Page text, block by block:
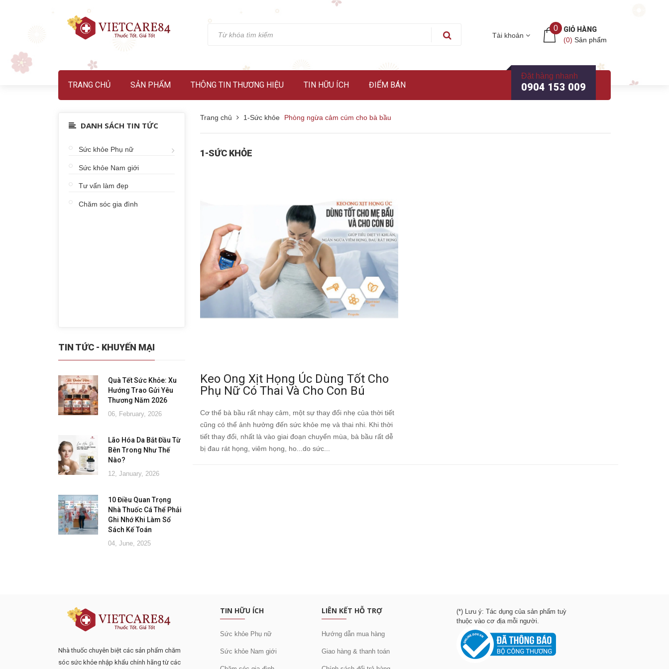
Tài khoản
0
GIỎ HÀNG
(0) Sản phẩm
TRANG CHỦ SẢN PHẨM THÔNG TIN THƯƠNG HIỆU TIN HỮU ÍCH ĐIỂM BÁN
Đặt hàng nhanh
0904 153 009
DANH SÁCH TIN TỨC
Sức khỏe Phụ nữ
Sức khỏe Nam giới
Tư vấn làm đẹp
Chăm sóc gia đình
TIN TỨC - KHUYẾN MẠI
Quà Tết Sức Khỏe: Xu
Hướng Trao Gửi Yêu
Thương Năm 2026
06, February, 2026
Lão Hóa Da Bắt Đầu Từ
Bên Trong Như Thế
Nào?
12, January, 2026
10 Điều Quan Trọng
Nhà Thuốc Cá Thể Phải
Ghi Nhớ Khi Làm Sổ
Sách Kế Toán
04, June, 2025
Trang chủ 1-Sức khỏe Phòng ngừa cảm cúm cho bà bầu
1-SỨC KHỎE
Keo Ong Xịt Họng Úc Dùng Tốt Cho
Phụ Nữ Có Thai Và Cho Con Bú
Cơ thể bà bầu rất nhạy cảm, một sự thay đổi nhẹ của thời tiết
cũng có thể ảnh hưởng đến sức khỏe mẹ và thai nhi. Khi thời
tiết thay đổi, nhất là vào giai đoạn chuyển mùa, bà bầu rất dễ
bị đau rát họng, viêm họng, ho...do sức...
Nhà thuốc chuyên biệt các sản phẩm chăm
sóc sức khỏe nhập khẩu chính hãng từ các
TIN HỮU ÍCH
Sức khỏe Phụ nữ
Sức khỏe Nam giới
LIÊN KẾT HỖ TRỢ
Hướng dẫn mua hàng
Giao hàng & thanh toán
(*) Lưu ý: Tác dụng của sản phẩm tuỳ
thuộc vào cơ địa mỗi người.